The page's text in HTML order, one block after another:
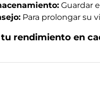
Guardar
Para prolongar su
tu rendimiento en